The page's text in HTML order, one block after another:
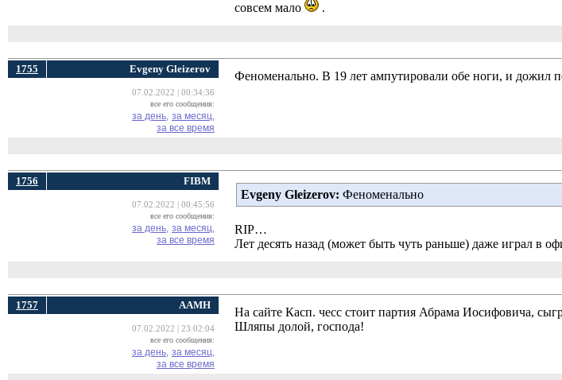
совсем мало
.
1755 Evgeny Gleizerov
07.02.2022 | 00:34:36
все его сообщения:
за день, за месяц,
за все время
Феноменально. В 19 лет ампутировали обе ноги, и дожил
1756 FIBM
07.02.2022 | 00:45:56
все его сообщения:
за день, за месяц,
за все время
Evgeny Gleizerov: Феноменально
RIP…
Лет десять назад (может быть чуть раньше) даже играл в
1757 ААМН
07.02.2022 | 23:02:04
все его сообщения:
за день, за месяц,
за все время
На сайте Касп. чесс стоит партия Абрама Иосифовича,
Шляпы долой, господа!